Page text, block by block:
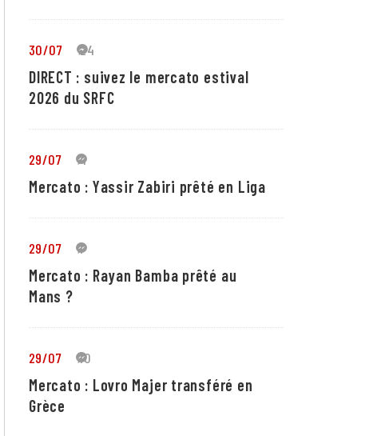
30/07 24
DIRECT : suivez le mercato estival
2026 du SRFC
29/07 4
Mercato : Yassir Zabiri prêté en Liga
29/07 1
Mercato : Rayan Bamba prêté au
Mans ?
29/07 10
Mercato : Lovro Majer transféré en
Grèce